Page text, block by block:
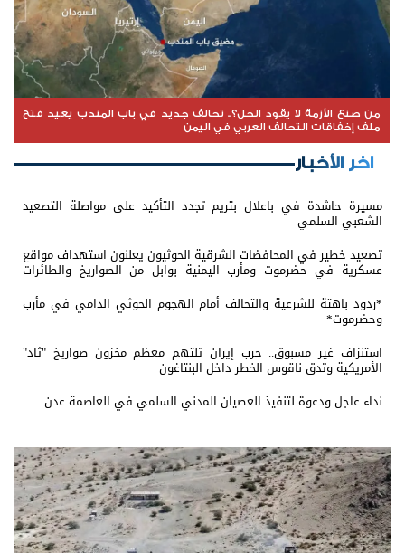
من صنع الأزمة لا يقود الحل؟.. تحالف جديد في باب المندب يعيد فتح
ملف إخفاقات التحالف العربي في اليمن
اخر الأخبار
مسيرة حاشدة في باعلال بتريم تجدد التأكيد على مواصلة التصعيد
الشعبي السلمي
تصعيد خطير في المحافضات الشرقية الحوثيون يعلنون استهداف مواقع
عسكرية في حضرموت ومأرب اليمنية بوابل من الصواريخ والطائرات
*ردود باهتة للشرعية والتحالف أمام الهجوم الحوثي الدامي في مأرب
وحضرموت*
استنزاف غير مسبوق.. حرب إيران تلتهم معظم مخزون صواريخ "ثاد"
الأمريكية وتدق ناقوس الخطر داخل البنتاغون
نداء عاجل ودعوة لتنفيذ العصيان المدني السلمي في العاصمة عدن